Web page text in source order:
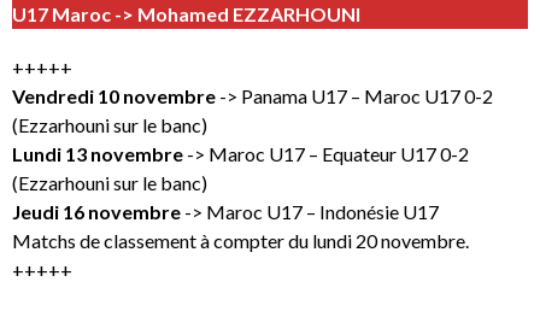
U17 Maroc -> Mohamed EZZARHOUNI
+++++
Vendredi 10 novembre -> Panama U17 – Maroc U17 0-2
(Ezzarhouni sur le banc)
Lundi 13 novembre -> Maroc U17 – Equateur U17 0-2
(Ezzarhouni sur le banc)
Jeudi 16 novembre -> Maroc U17 – Indonésie U17
Matchs de classement à compter du lundi 20 novembre.
+++++